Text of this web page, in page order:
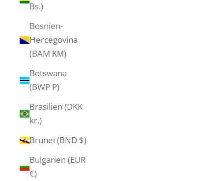
Bs.)
Bosnien-
Hercegovina
(BAM КМ)
Botswana
(BWP P)
Brasilien (DKK
kr.)
Brunei (BND $)
Bulgarien (EUR
€)